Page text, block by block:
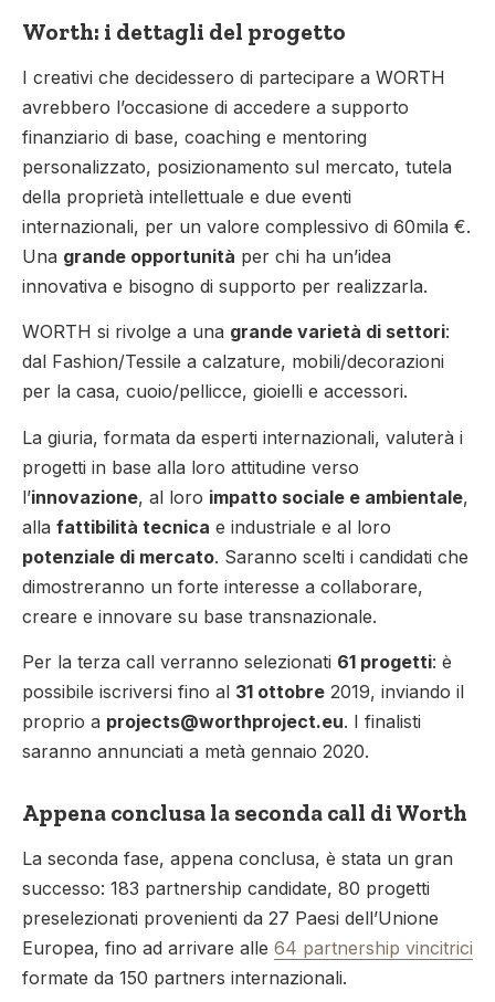
Worth: i dettagli del progetto
I creativi che decidessero di partecipare a WORTH
avrebbero l’occasione di accedere a supporto
finanziario di base, coaching e mentoring
personalizzato, posizionamento sul mercato, tutela
della proprietà intellettuale e due eventi
internazionali, per un valore complessivo di 60mila €.
Una grande opportunità per chi ha un’idea
innovativa e bisogno di supporto per realizzarla.
WORTH si rivolge a una grande varietà di settori:
dal Fashion/Tessile a calzature, mobili/decorazioni
per la casa, cuoio/pellicce, gioielli e accessori.
La giuria, formata da esperti internazionali, valuterà i
progetti in base alla loro attitudine verso
l’innovazione, al loro impatto sociale e ambientale,
alla fattibilità tecnica e industriale e al loro
potenziale di mercato. Saranno scelti i candidati che
dimostreranno un forte interesse a collaborare,
creare e innovare su base transnazionale.
Per la terza call verranno selezionati 61 progetti: è
possibile iscriversi fino al 31 ottobre 2019, inviando il
proprio a projects@worthproject.eu. I finalisti
saranno annunciati a metà gennaio 2020.
Appena conclusa la seconda call di Worth
La seconda fase, appena conclusa, è stata un gran
successo: 183 partnership candidate, 80 progetti
preselezionati provenienti da 27 Paesi dell’Unione
Europea, fino ad arrivare alle 64 partnership vincitrici
formate da 150 partners internazionali.